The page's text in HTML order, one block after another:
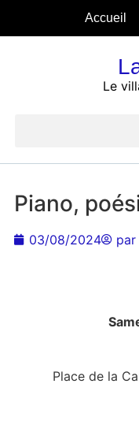
Accueil
Le
Piano,
03/08/2024 par
Place de la